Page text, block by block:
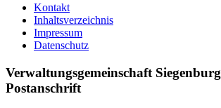
Kontakt
Inhaltsverzeichnis
Impressum
Datenschutz
Verwaltungsgemeinschaft Siegenburg
Postanschrift